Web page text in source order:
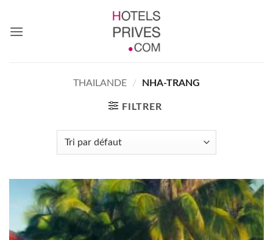
contenu
THAILANDE / NHA-TRANG
FILTRER